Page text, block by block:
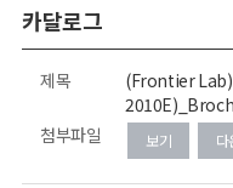
카달로그
제목
(Frontier
첨부파일
보기 다